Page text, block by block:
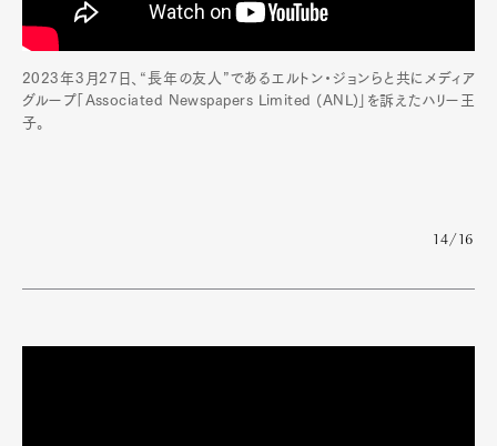
2023年3月27日、“長年の友人”であるエルトン・ジョンらと共にメディア
グループ「Associated Newspapers Limited (ANL)」を訴えたハリー王
子。
14/16